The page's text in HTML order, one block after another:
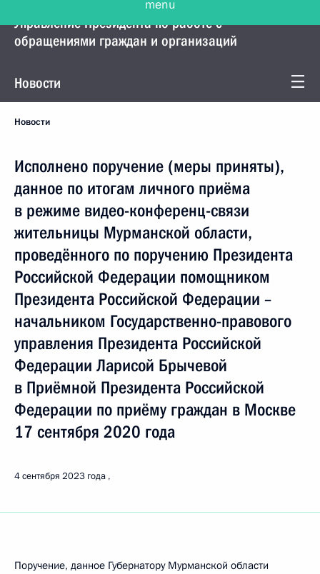
Управление Президента по работе с
обращениями граждан и организаций
Новости
Новости
Исполнено поручение (меры приняты),
данное по итогам личного приёма
в режиме видео-конференц-связи
жительницы Мурманской области,
проведённого по поручению Президента
Российской Федерации помощником
Президента Российской Федерации –
начальником Государственно-правового
управления Президента Российской
Федерации Ларисой Брычевой
в Приёмной Президента Российской
Федерации по приёму граждан в Москве
17 сентября 2020 года
4 сентября 2023 года
Поручение, данное Губернатору Мурманской области